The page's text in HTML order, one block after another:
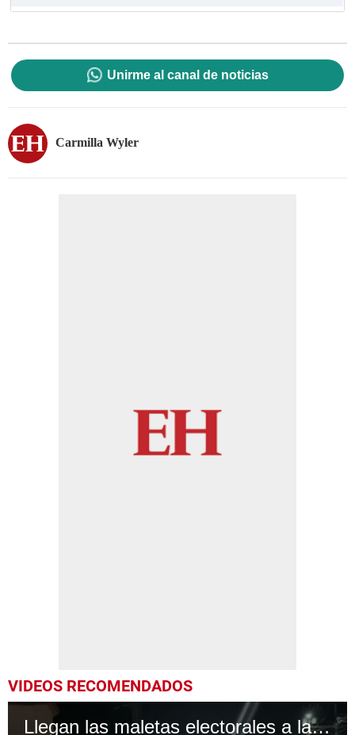
Unirme al canal de noticias
Carmilla Wyler
VIDEOS RECOMENDADOS
Llegan las maletas electorales a la Escuela Normal Mixta "Pedro Nufio"